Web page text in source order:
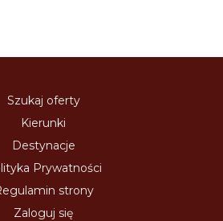
Szukaj oferty
Kierunki
Destynacje
Prywatności
strony
Zaloguj się